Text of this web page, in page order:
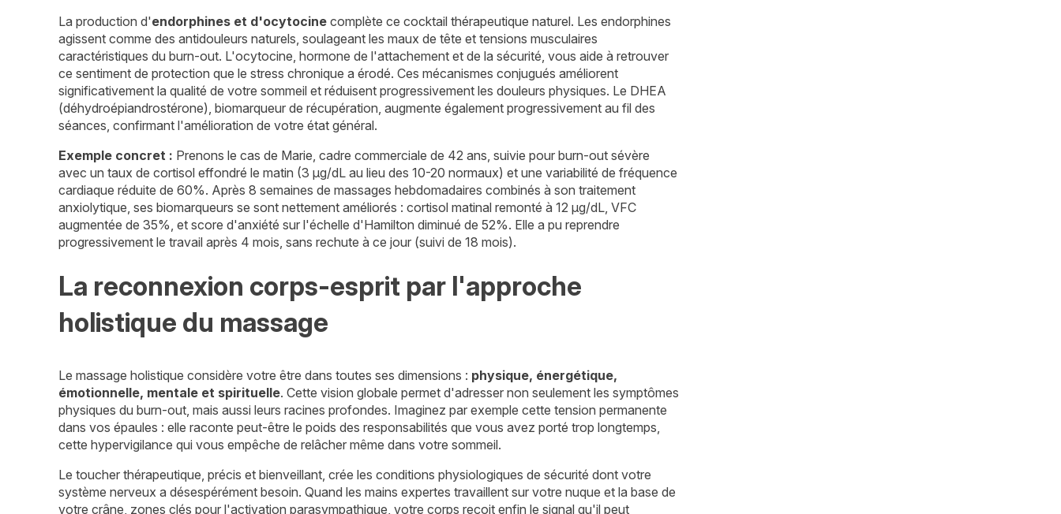
La production d'endorphines et d'ocytocine complète ce cocktail thérapeutique naturel. Les endorphines
agissent comme des antidouleurs naturels, soulageant les maux de tête et tensions musculaires
caractéristiques du burn-out. L'ocytocine, hormone de l'attachement et de la sécurité, vous aide à retrouver
ce sentiment de protection que le stress chronique a érodé. Ces mécanismes conjugués améliorent
significativement la qualité de votre sommeil et réduisent progressivement les douleurs physiques. Le DHEA
(déhydroépiandrostérone), biomarqueur de récupération, augmente également progressivement au fil des
séances, confirmant l'amélioration de votre état général.
Exemple concret : Prenons le cas de Marie, cadre commerciale de 42 ans, suivie pour burn-out sévère
avec un taux de cortisol effondré le matin (3 μg/dL au lieu des 10-20 normaux) et une variabilité de fréquence
cardiaque réduite de 60%. Après 8 semaines de massages hebdomadaires combinés à son traitement
anxiolytique, ses biomarqueurs se sont nettement améliorés : cortisol matinal remonté à 12 μg/dL, VFC
augmentée de 35%, et score d'anxiété sur l'échelle d'Hamilton diminué de 52%. Elle a pu reprendre
progressivement le travail après 4 mois, sans rechute à ce jour (suivi de 18 mois).
La reconnexion corps-esprit par l'approche
holistique du massage
Le massage holistique considère votre être dans toutes ses dimensions : physique, énergétique,
émotionnelle, mentale et spirituelle. Cette vision globale permet d'adresser non seulement les symptômes
physiques du burn-out, mais aussi leurs racines profondes. Imaginez par exemple cette tension permanente
dans vos épaules : elle raconte peut-être le poids des responsabilités que vous avez porté trop longtemps,
cette hypervigilance qui vous empêche de relâcher même dans votre sommeil.
Le toucher thérapeutique, précis et bienveillant, crée les conditions physiologiques de sécurité dont votre
système nerveux a désespérément besoin. Quand les mains expertes travaillent sur votre nuque et la base de
votre crâne, zones clés pour l'activation parasympathique, votre corps reçoit enfin le signal qu'il peut